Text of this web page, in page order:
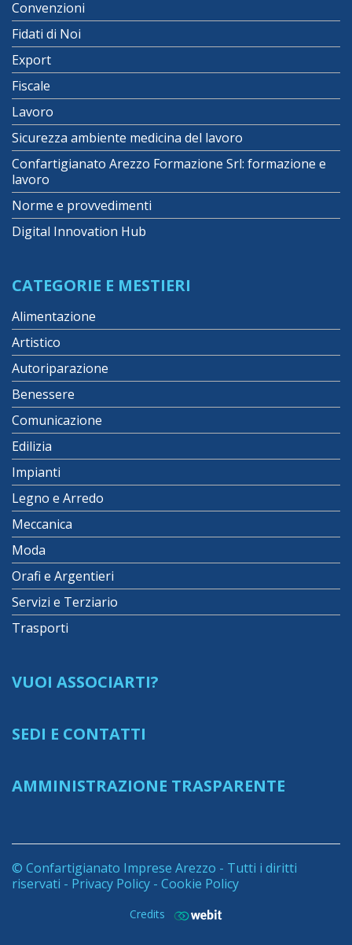
Convenzioni
Fidati di Noi
Export
Fiscale
Lavoro
Sicurezza ambiente medicina del lavoro
Confartigianato Arezzo Formazione Srl: formazione e
lavoro
Norme e provvedimenti
Digital Innovation Hub
CATEGORIE E MESTIERI
Alimentazione
Artistico
Autoriparazione
Benessere
Comunicazione
Edilizia
Impianti
Legno e Arredo
Meccanica
Moda
Orafi e Argentieri
Servizi e Terziario
Trasporti
VUOI ASSOCIARTI?
SEDI E CONTATTI
AMMINISTRAZIONE TRASPARENTE
© Confartigianato Imprese Arezzo - Tutti i diritti
riservati - Privacy Policy - Cookie Policy
Credits